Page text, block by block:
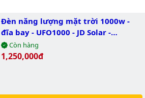
Đèn năng lượng mặt trời 1000w -
đĩa bay - UFO1000 - JD Solar -
JINDIAN
Còn hàng
Giá bán:
1,250,000đ